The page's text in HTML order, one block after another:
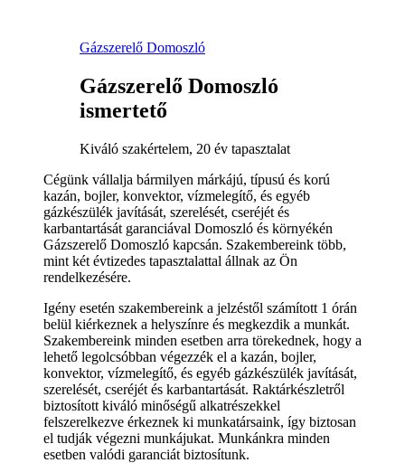
Gázszerelő Domoszló
Gázszerelő Domoszló
ismertető
Kiváló szakértelem, 20 év tapasztalat
Cégünk vállalja bármilyen márkájú, típusú és korú
kazán, bojler, konvektor, vízmelegítő, és egyéb
gázkészülék javítását, szerelését, cseréjét és
karbantartását garanciával Domoszló és környékén
Gázszerelő Domoszló kapcsán. Szakembereink több,
mint két évtizedes tapasztalattal állnak az Ön
rendelkezésére.
Igény esetén szakembereink a jelzéstől számított 1 órán
belül kiérkeznek a helyszínre és megkezdik a munkát.
Szakembereink minden esetben arra törekednek, hogy a
lehető legolcsóbban végezzék el a kazán, bojler,
konvektor, vízmelegítő, és egyéb gázkészülék javítását,
szerelését, cseréjét és karbantartását. Raktárkészletről
biztosított kiváló minőségű alkatrészekkel
felszerelkezve érkeznek ki munkatársaink, így biztosan
el tudják végezni munkájukat. Munkánkra minden
esetben valódi garanciát biztosítunk.